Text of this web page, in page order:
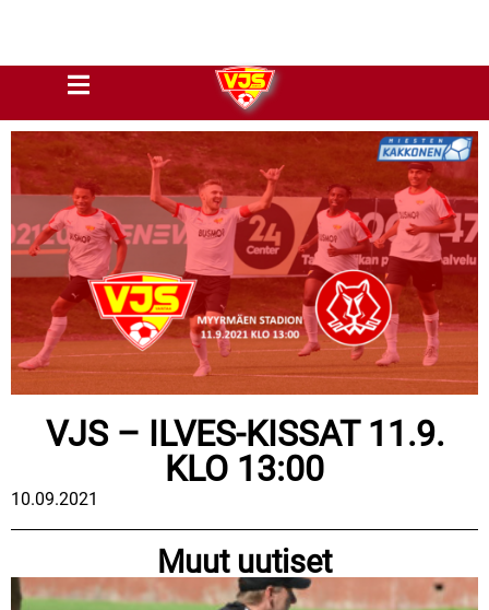
VJS – ILVES-KISSAT 11.9.
KLO 13:00
10.09.2021
Muut uutiset